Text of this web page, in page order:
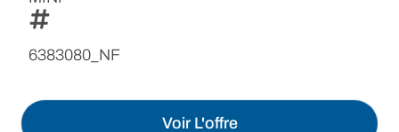
6383080_NF
Voir L'offre